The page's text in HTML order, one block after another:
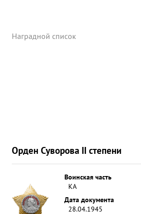
Наградной список
Орден Суворова II степени
Воинская часть
КА
Дата документа
28.04.1945